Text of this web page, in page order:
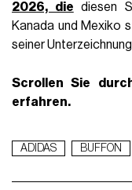
2026, die diesen
Kanada und Mexiko
seiner
Scrollen Sie
erfahren.
ADIDAS BUFFON